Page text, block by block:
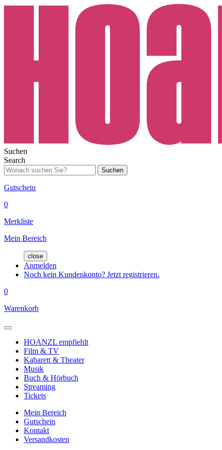
Suchen
Search
Suchen
Gutschein
0
Merkliste
Mein Bereich
close
Anmelden
Noch kein Kundenkonto? Jetzt registrieren.
0
Warenkorb
HOANZL empfiehlt
Film & TV
Kabarett & Theater
Musik
Buch & Hörbuch
Streaming
Tickets
Mein Bereich
Gutschein
Kontakt
Versandkosten